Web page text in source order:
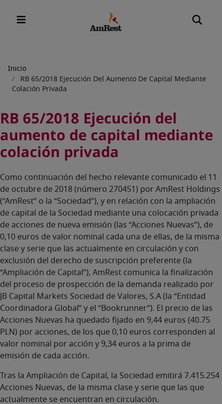
Sobrescribir
enlaces
ayuda
a
la
navegación
Inicio
RB 65/2018 Ejecución Del Aumento De Capital Mediante
Colación Privada
RB 65/2018 Ejecución del
aumento de capital mediante
colación privada
Como continuación del hecho relevante comunicado el 11
de octubre de 2018 (número 270451) por AmRest Holdings
(“AmRest” o la “Sociedad”), y en relación con la ampliación
de capital de la Sociedad mediante una colocación privada
de acciones de nueva emisión (las “Acciones Nuevas”), de
0,10 euros de valor nominal cada una de ellas, de la misma
clase y serie que las actualmente en circulación y con
exclusión del derecho de suscripción preferente (la
“Ampliación de Capital”), AmRest comunica la finalización
del proceso de prospección de la demanda realizado por
JB Capital Markets Sociedad de Valores, S.A (la “Entidad
Coordinadora Global” y el “Bookrunner”). El precio de las
Acciones Nuevas ha quedado fijado en 9,44 euros (40.75
PLN) por acciones, de los que 0,10 euros corresponden al
valor nominal por acción y 9,34 euros a la prima de
emisión de cada acción.
Tras la Ampliación de Capital, la Sociedad emitirá 7.415.254
Acciones Nuevas, de la misma clase y serie que las que
actualmente se encuentran en circulación.